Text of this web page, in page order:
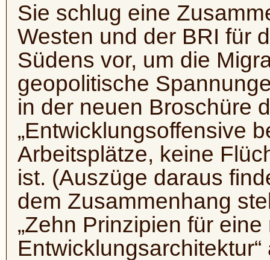
Sie schlug eine
Westen und der BRI für
Südens vor, um die
geopolitische
in der neuen Broschüre
„Entwicklungsoffensive
Arbeitsplätze, keine
ist. (Auszüge daraus
dem Zusammenhang
„Zehn Prinzipien für